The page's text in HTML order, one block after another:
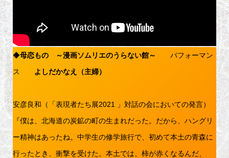
◆母恋もの ～漫画ソムリエのうらない館～
パフォーマン
ス
よしだかなえ（主婦）
安彦良和（「表現者たち展2021 」対話の会においての発言）
『僕は、北海道の炭鉱の町の生まれだった。だから、ハングリ
ー精神はあったね。中学生の修学旅行で、初めて本土の青森に
行ったとき、衝撃を受けた。本土では、柿が赤くなるんだ、